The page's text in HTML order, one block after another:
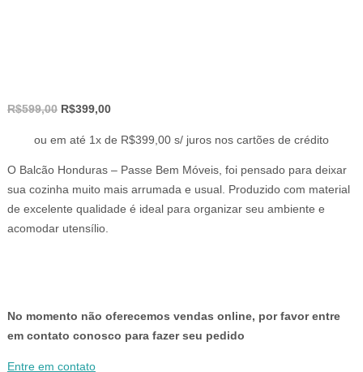
R$599,00 O
original
era:
R$599,00.
R$399,00O
atual
R$399,00.
ou em até 1x de R$399,00 s/ juros nos cartões de crédito
O Balcão Honduras – Passe Bem Móveis, foi pensado para deixar
sua cozinha muito mais arrumada e usual. Produzido com material
de excelente qualidade é ideal para organizar seu ambiente e
acomodar utensílio.
No momento não oferecemos vendas online, por favor entre
em contato conosco para fazer seu pedido
Entre em contato